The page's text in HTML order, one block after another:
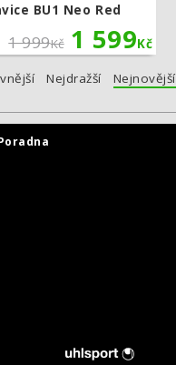
BU1 Neo Red
1 999Kč 1 599Kč
Nejdražší Nejnovější